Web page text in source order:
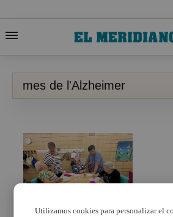
mes de l'Alzheimer
Utilizamos cookies para personalizar el